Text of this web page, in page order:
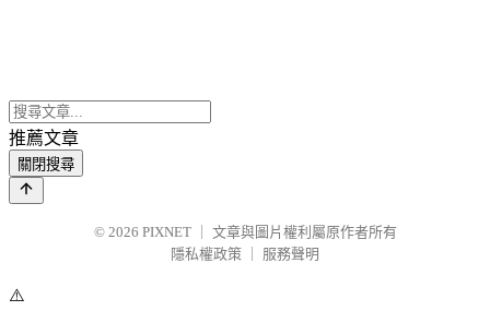
推薦文章
關閉搜尋
© 2026 PIXNET
文章與圖片權利屬原作者所有
隱私權政策
服務聲明
⚠️